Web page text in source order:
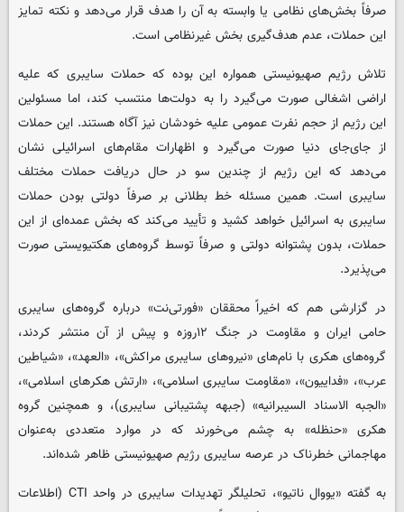
صرفاً بخش‌های نظامی یا وابسته به آن را هدف قرار می‌دهد و نکته تمایز
این حملات، عدم هدف‌گیری بخش غیرنظامی است.
تلاش رژیم صهیونیستی همواره این بوده که حملات سایبری که علیه
اراضی اشغالی صورت می‌گیرد را به دولت‌ها منتسب کند، اما مسئولین
این رژیم از حجم نفرت عمومی علیه خودشان نیز آگاه هستند. این حملات
از جای‌جای دنیا صورت می‌گیرد و اظهارات مقام‌های اسرائیلی نشان
می‌دهد که این رژیم از چندین سو در حال دریافت حملات مختلف
سایبری است. همین مسئله خط بطلانی بر صرفاً دولتی بودن حملات
سایبری به اسرائیل خواهد کشید و تأیید می‌کند که بخش عمده‌ای از این
حملات، بدون پشتوانه دولتی و صرفاً توسط گروه‌های هکتیویستی صورت
می‌پذیرد.
در گزارشی هم که اخیراً محققان «فورتی‌نت» درباره گروه‌های سایبری
حامی ایران و مقاومت در جنگ ۱۲روزه و پیش از آن منتشر کردند،
گروه‌های هکری با نام‌های «نیروهای سایبری مراکش»، «العهد»، «شیاطین
عرب»، «فداییون»، «مقاومت سایبری اسلامی»، «ارتش هکرهای اسلامی»،
«الجبه الاسناد السیبرانیه» (جبهه پشتیبانی سایبری)، و همچنین گروه
هکری «حنظله» به چشم می‌خورند که در موارد متعددی به‌عنوان
مهاجمانی خطرناک در عرصه سایبری رژیم صهیونیستی ظاهر شده‌اند.
به گفته «یووال ناتیو»، تحلیلگر تهدیدات سایبری در واحد CTI (اطلاعات